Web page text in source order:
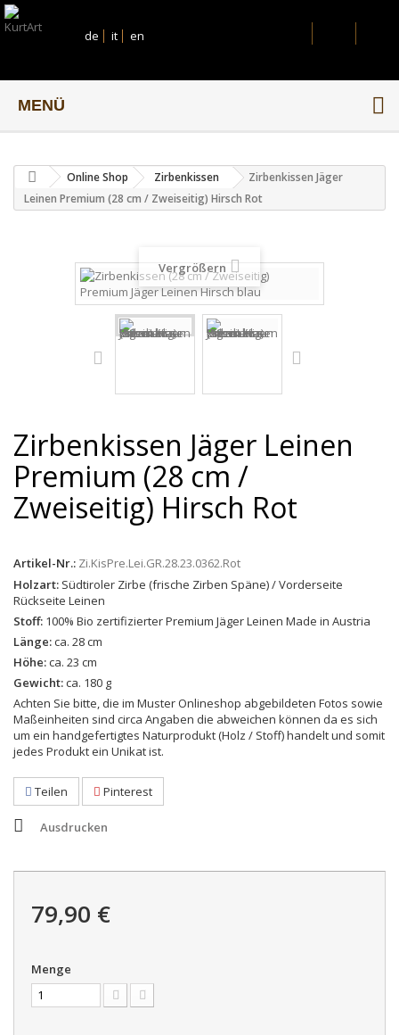
de it en
MENÜ
Online Shop Zirbenkissen
Zirbenkissen Jäger
Leinen Premium (28 cm / Zweiseitig) Hirsch Rot
Vergrößern
Zirbenkissen Jäger Leinen
Premium (28 cm /
Zweiseitig) Hirsch Rot
Artikel-Nr.: Zi.KisPre.Lei.GR.28.23.0362.Rot
Holzart: Südtiroler Zirbe (frische Zirben Späne) / Vorderseite
Rückseite Leinen
Stoff: 100% Bio zertifizierter Premium Jäger Leinen Made in Austria
Länge:ca. 28 cm
Höhe:ca. 23 cm
Gewicht:ca. 180 g
Achten Sie bitte, die im Muster Onlineshop abgebildeten Fotos sowie
Maßeinheiten sind circa Angaben die abweichen können da es sich
um ein handgefertigtes Naturprodukt (Holz / Stoff) handelt und somit
jedes Produkt ein Unikat ist.
Teilen Pinterest
Ausdrucken
79,90 €
Menge